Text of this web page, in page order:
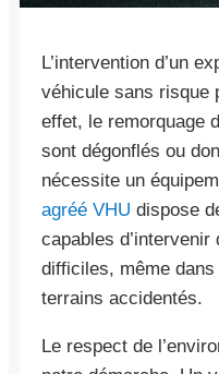
L’intervention d’un
véhicule sans risque
effet, le remorquage
sont dégonflés ou
nécessite un
agréé VHU dispose
capables
difficiles, même
terrains accidentés.
Le respect de